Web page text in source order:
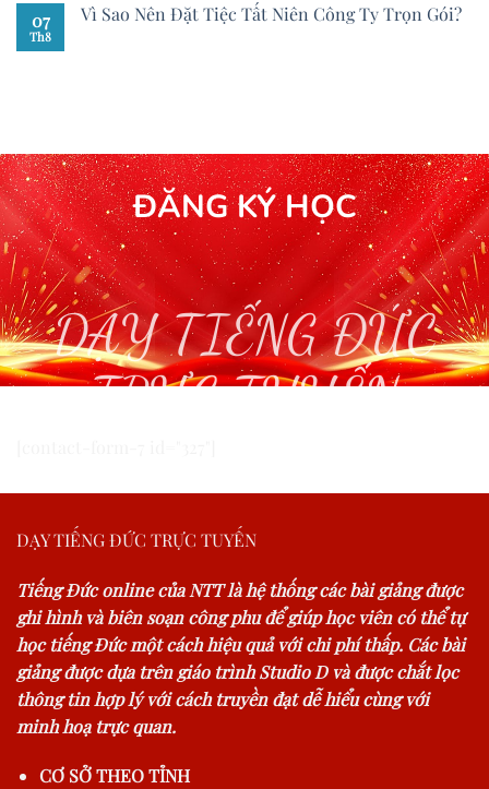
07
Th8
Vì Sao Nên Đặt Tiệc Tất Niên Công Ty Trọn Gói?
ĐĂNG KÝ HỌC
DẠY TIẾNG ĐỨC
TRỰC TUYẾN
DẠY TIẾNG ĐỨC TRỰC TUYẾN
Tiếng Đức online của NTT là hệ thống các bài giảng được
ghi hình và biên soạn công phu để giúp học viên có thể tự
học tiếng Đức một cách hiệu quả với chi phí thấp. Các bài
giảng được dựa trên giáo trình Studio D và được chắt lọc
thông tin hợp lý với cách truyền đạt dễ hiểu cùng với
minh hoạ trực quan.
CƠ SỞ THEO TỈNH